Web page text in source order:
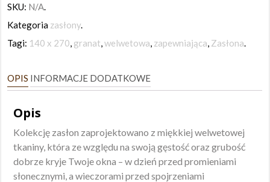
zaciemniająca
granat
140
270
SKU: N/A
Kategoria zasłony
Tagi: 140 x 270 granat ,welwetowa zapewniająca Zasłona
OPIS INFORMACJE DODATKOWE
Opis
Kolekcję zasłon zaprojektowano z miękkiej welwetowej
tkaniny, która ze względu na swoją gęstość oraz grubość
dobrze kryje Twoje okna – w dzień przed promieniami
słonecznymi, a wieczorami przed spojrzeniami